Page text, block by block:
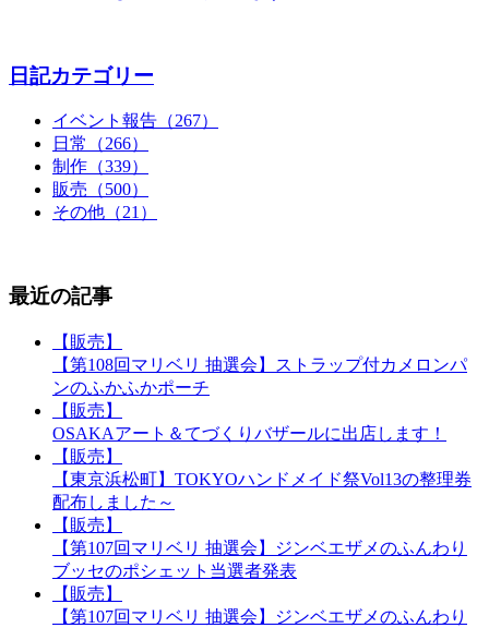
日記カテゴリー
イベント報告（267）
日常（266）
制作（339）
販売（500）
その他（21）
最近の記事
【販売】
【第108回マリベリ 抽選会】ストラップ付カメロンパ
ンのふかふかポーチ
【販売】
OSAKAアート＆てづくりバザールに出店します！
【販売】
【東京浜松町】TOKYOハンドメイド祭Vol13の整理券
配布しました～
【販売】
【第107回マリベリ 抽選会】ジンベエザメのふんわり
ブッセのポシェット当選者発表
【販売】
【第107回マリベリ 抽選会】ジンベエザメのふんわり